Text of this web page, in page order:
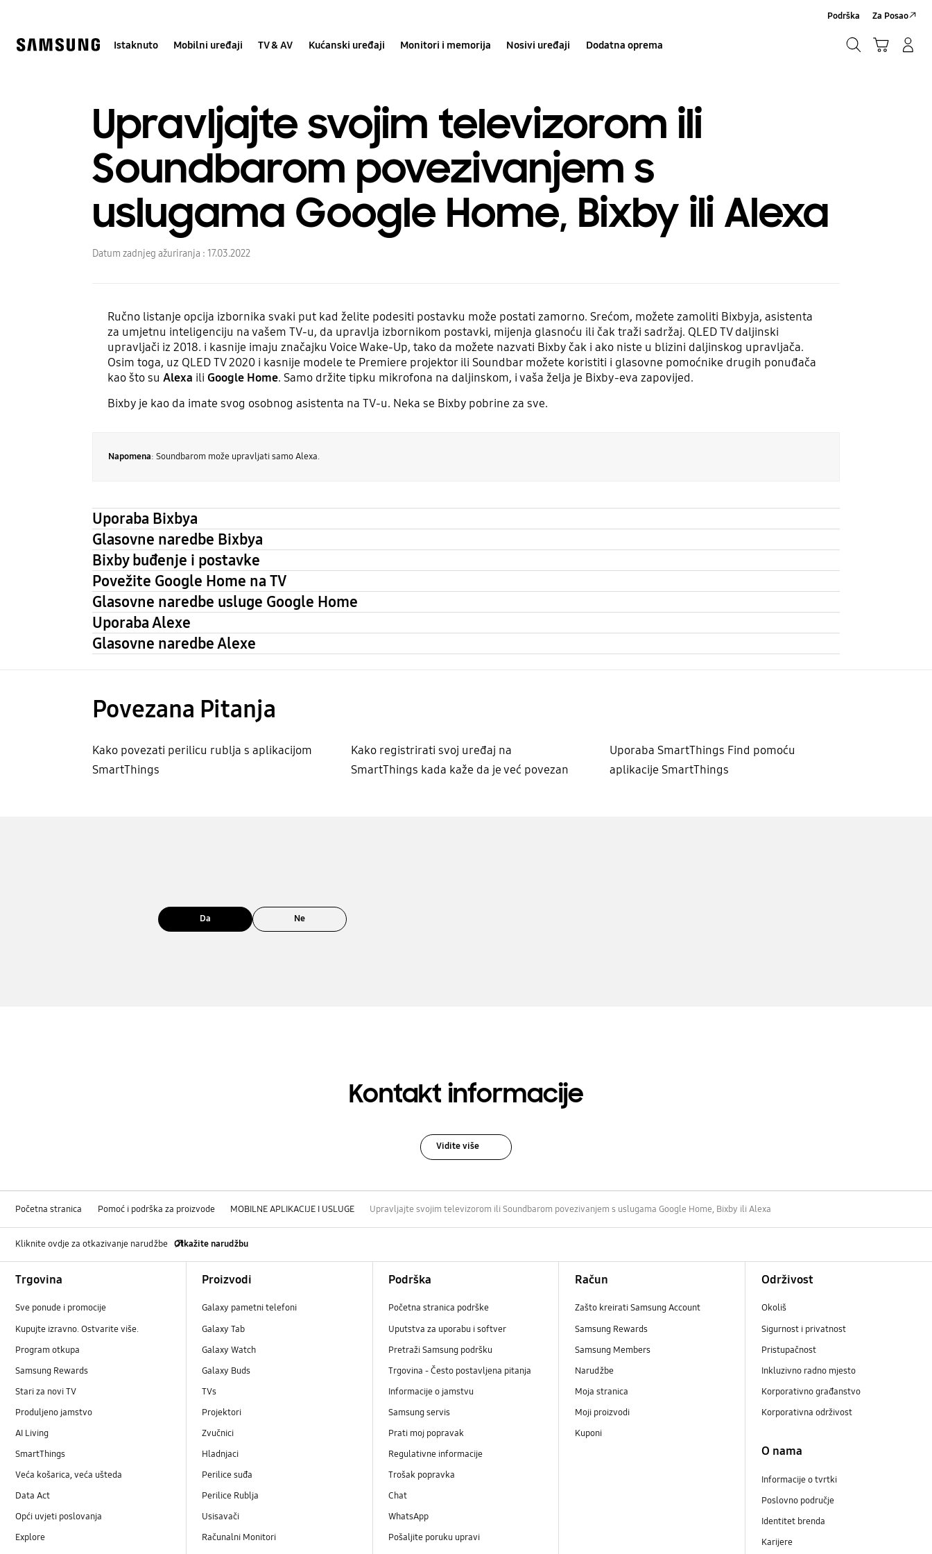
help
Istaknuto Mobilni uređaji TV & AV Kućanski uređaji Monitori i memorija Nosivi uređaji Dodatna oprema
Podrška Za Posao
Upravljajte svojim televizorom ili
Soundbarom povezivanjem s
uslugama Google Home, Bixby ili Alexa
Datum zadnjeg ažuriranja : 17.03.2022
Ručno listanje opcija izbornika svaki put kad želite podesiti postavku može postati zamorno. Srećom, možete zamoliti Bixbyja, asistenta
za umjetnu inteligenciju na vašem TV-u, da upravlja izbornikom postavki, mijenja glasnoću ili čak traži sadržaj. QLED TV daljinski
upravljači iz 2018. i kasnije imaju značajku Voice Wake-Up, tako da možete nazvati Bixby čak i ako niste u blizini daljinskog upravljača.
Osim toga, uz QLED TV 2020 i kasnije modele te Premiere projektor ili Soundbar možete koristiti i glasovne pomoćnike drugih ponuđača
kao što su Alexa ili Google Home. Samo držite tipku mikrofona na daljinskom, i vaša želja je Bixby-eva zapovijed.
Bixby je kao da imate svog osobnog asistenta na TV-u. Neka se Bixby pobrine za sve.
Napomena: Soundbarom može upravljati samo Alexa.
Uporaba Bixbya
Glasovne naredbe Bixbya
Bixby buđenje i postavke
Povežite Google Home na TV
Glasovne naredbe usluge Google Home
Uporaba Alexe
Glasovne naredbe Alexe
Povezana Pitanja
Kako povezati perilicu rublja s aplikacijom
SmartThings
Kako registrirati svoj uređaj na
SmartThings kada kaže da je već povezan
Uporaba SmartThings Find pomoću
aplikacije SmartThings
Da Ne
Kontakt informacije
Vidite više
Početna stranica Pomoć i podrška za proizvode MOBILNE APLIKACIJE I USLUGE Upravljajte svojim televizorom ili Soundbarom povezivanjem s uslugama Google Home, Bixby ili Alexa
Kliknite ovdje za otkazivanje narudžbe Otkažite narudžbu
Trgovina
Sve ponude i promocije
Kupujte izravno. Ostvarite više.
Program otkupa
Samsung Rewards
Stari za novi TV
Produljeno jamstvo
AI Living
SmartThings
Veća košarica, veća ušteda
Data Act
Opći uvjeti poslovanja
Explore
Proizvodi
Galaxy pametni telefoni
Galaxy Tab
Galaxy Watch
Galaxy Buds
TVs
Projektori
Zvučnici
Hladnjaci
Perilice suđa
Perilice Rublja
Usisavači
Računalni Monitori
Podrška
Početna stranica podrške
Uputstva za uporabu i softver
Pretraži Samsung podršku
Trgovina - Često postavljena pitanja
Informacije o jamstvu
Samsung servis
Prati moj popravak
Regulativne informacije
Trošak popravka
Chat
WhatsApp
Pošaljite poruku upravi
Račun
Zašto kreirati Samsung Account
Samsung Rewards
Samsung Members
Narudžbe
Moja stranica
Moji proizvodi
Kuponi
Održivost
Okoliš
Sigurnost i privatnost
Pristupačnost
Inkluzivno radno mjesto
Korporativno građanstvo
Korporativna održivost
O nama
Informacije o tvrtki
Poslovno područje
Identitet brenda
Karijere